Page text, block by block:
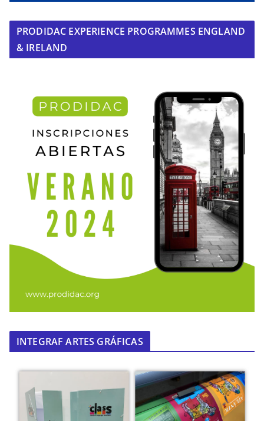
PRODIDAC EXPERIENCE PROGRAMMES ENGLAND
& IRELAND
INTEGRAF ARTES GRÁFICAS